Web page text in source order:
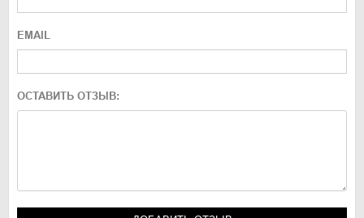
EMAIL
ОСТАВИТЬ ОТЗЫВ: